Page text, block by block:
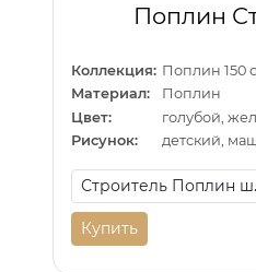
Поплин
Коллекция: Поплин 150
Материал:
Поплин
Цвет:
голубой,
Рисунок:
детский,
Купить